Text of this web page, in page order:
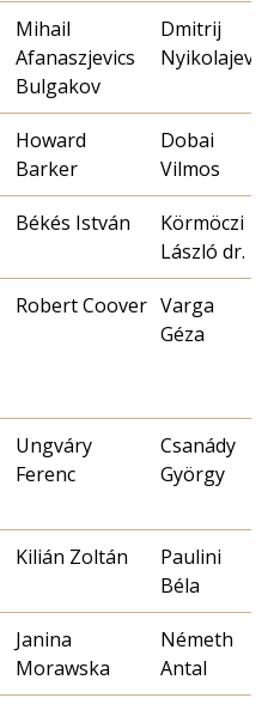
Mihail
Afanaszjevics
Bulgakov
Dmitrij
Nyikolajev
Howard
Barker
Dobai
Vilmos
Békés István
Körmöczi
László dr.
Robert Coover Varga
Géza
Ungváry
Ferenc
Csanády
György
Kilián Zoltán
Paulini
Béla
Janina
Morawska
Németh
Antal